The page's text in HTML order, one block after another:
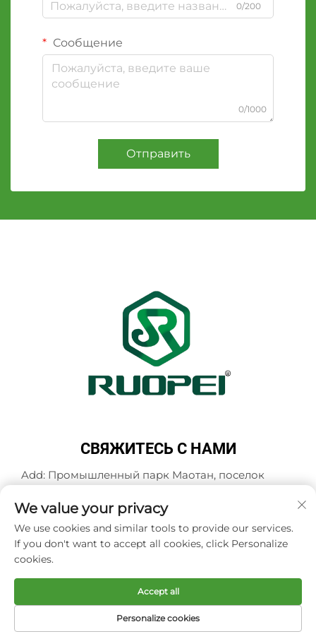
0/200
Сообщение
0/1000
Отправить
СВЯЖИТЕСЬ С НАМИ
Add: Промышленный парк Маотан, поселок
провинция Чжэцзян, Китай
Тел.:+86-18503033545
Эл. почта:[email protected]
Авторское право © Zhejiang Ruopei Crafts Co., Ltd -
Политика конфиденциальности
We value your privacy
We use cookies and similar tools to provide our services.
If you don't want to accept all cookies, click Personalize
cookies.
Personalize cookies
Accept all